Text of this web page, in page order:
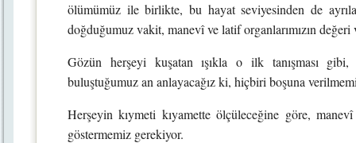
ölümümüz ile birlikte, bu hayat seviyesinden de
doğduğumuz vakit, manevî ve latif organlarımızın
Gözün herşeyi kuşatan ışıkla o ilk tanışması
buluştuğumuz an anlayacağız ki, hiçbiri boşuna
Herşeyin kıymeti kıyamette ölçüleceğine göre,
göstermemiz gerekiyor.